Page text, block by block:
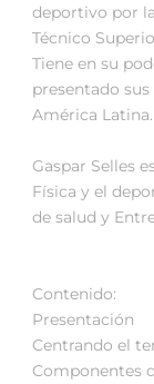
deportivo por
Técnico
Tiene en su
presentado sus
América Latina.
Gaspar Selles
Física y el
de salud y
Contenido:
Presentación
Centrando el
Componentes